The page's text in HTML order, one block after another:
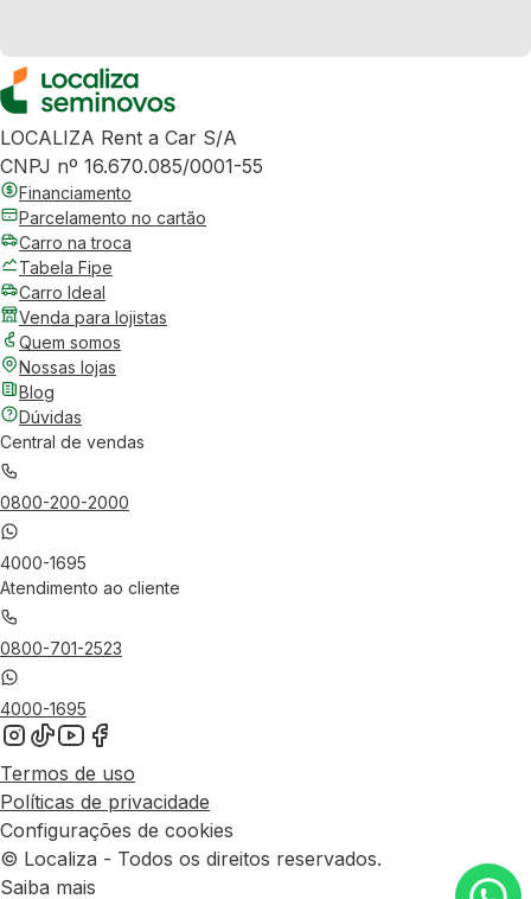
LOCALIZA Rent a Car S/A
CNPJ nº 16.670.085/0001-55
Financiamento
Parcelamento no cartão
Carro na troca
Tabela Fipe
Carro Ideal
Venda para lojistas
Quem somos
Nossas lojas
Blog
Dúvidas
Central de vendas
0800-200-2000
4000-1695
Atendimento ao cliente
0800-701-2523
4000-1695
Termos de uso
Políticas de privacidade
Configurações de cookies
© Localiza - Todos os direitos reservados.
Saiba mais